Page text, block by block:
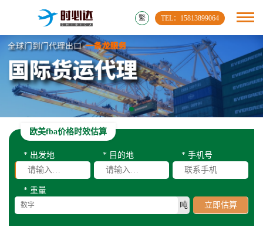
TEL：15813899064
繁
欧美fba价格时效估算
* 出发地 * 目的地 * 手机号
* 重量
吨
立即估算